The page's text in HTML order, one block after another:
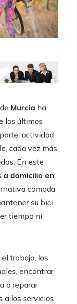
Murcia ha
los últimos
actividad
cada vez más
En este
domicilio en
cómoda
su bici
tiempo ni
trabajo, los
encontrar
a reparar
a los servicios